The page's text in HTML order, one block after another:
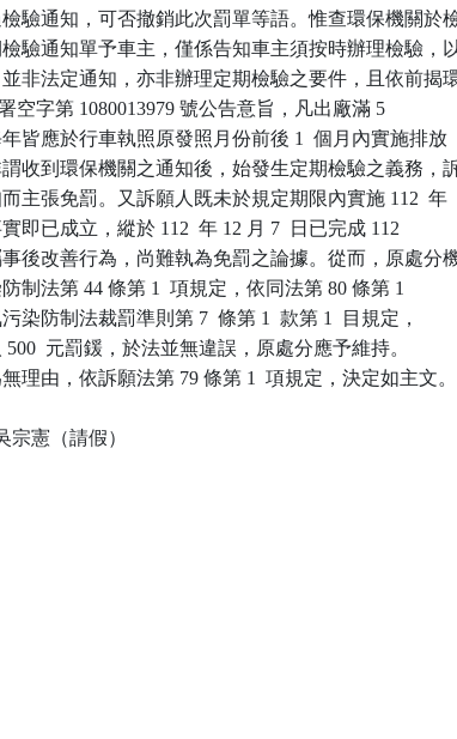
驗通知，可否撤銷此次罰單等語。惟查環保機關於
檢驗通知單予車主，僅係告知車主須按時辦理檢驗，
並非法定通知，亦非辦理定期檢驗之要件，且依前揭
環署空字第 1080013979 號公告意旨，凡出廠滿 5
年皆應於行車執照原發照月份前後 1  個月內實施排放
謂收到環保機關之通知後，始發生定期檢驗之義務，
而主張免罰。又訴願人既未於規定期限內實施 112  年
即已成立，縱於 112  年 12 月 7  日已完成 112
事後改善行為，尚難執為免罰之論據。從而，原處分
制法第 44 條第 1  項規定，依同法第 80 條第 1
染防制法裁罰準則第 7  條第 1  款第 1  目規定，
500  元罰鍰，於法並無違誤，原處分應予維持。
理由，依訴願法第 79 條第 1  項規定，決定如主文。
宗憲（請假）